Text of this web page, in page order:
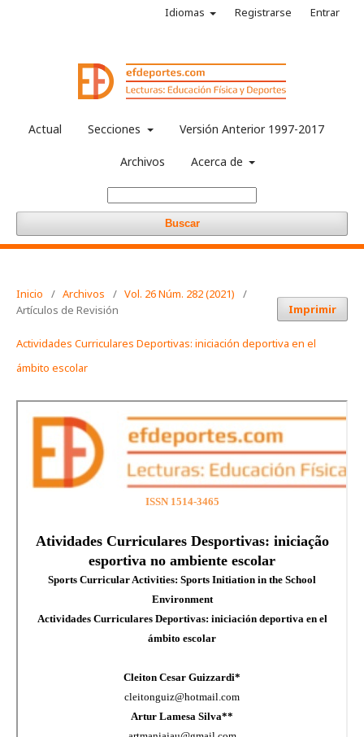
Actual Secciones Versión Anterior 1997-2017
Archivos Acerca de
Buscar
Idiomas Registrarse Entrar
Inicio / Archivos / Vol. 26 Núm. 282 (2021)
/
Artículos de Revisión
Imprimir
Actividades Curriculares Deportivas: iniciación deportiva en el
ámbito escolar